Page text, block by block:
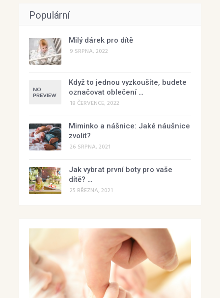
Populární
Milý dárek pro dítě
9 SRPNA, 2022
Když to jednou vyzkoušíte, budete
označovat oblečení …
18 ČERVENCE, 2022
Miminko a nášnice: Jaké náušnice
zvolit?
26 SRPNA, 2021
Jak vybrat první boty pro vaše
dítě? …
25 BŘEZNA, 2021